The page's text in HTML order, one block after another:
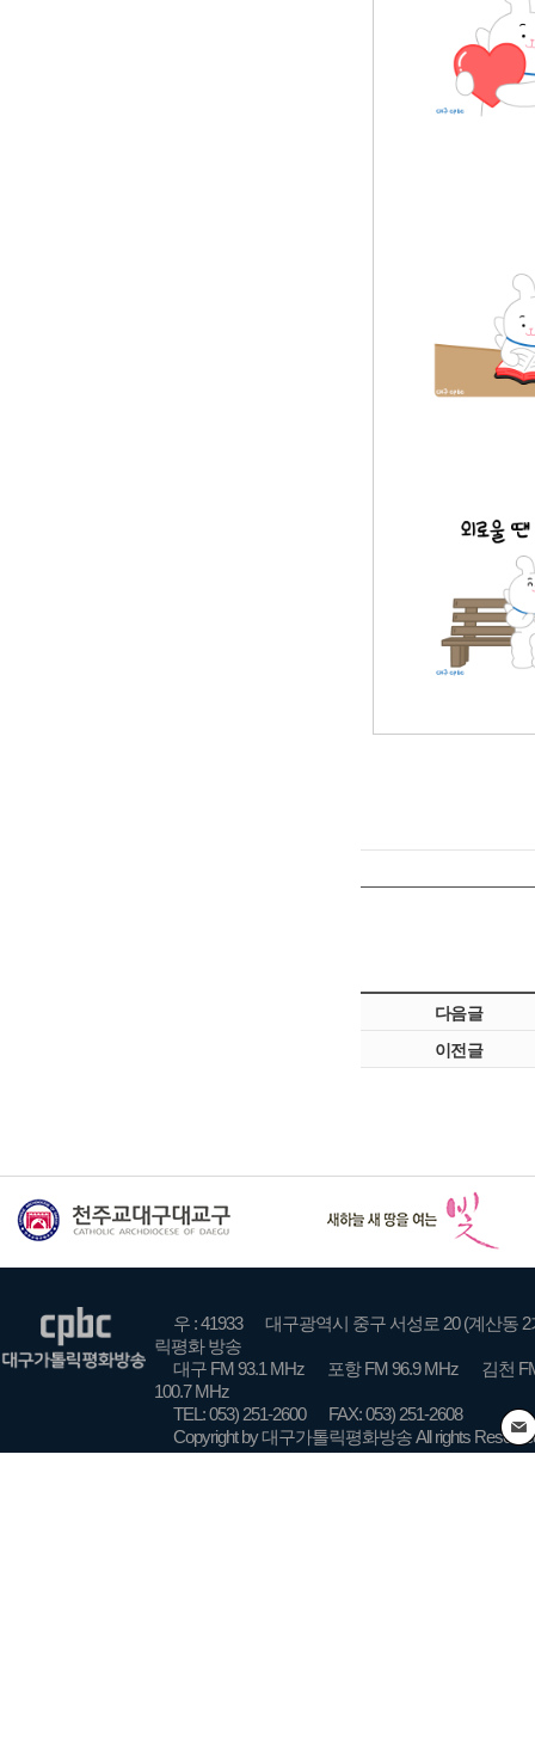
다음글
이전글
우 : 41933
대구광역시 중구 서성로 20 (계산동 2
릭평화 방송
대구 FM 93.1 MHz
포항 FM 96.9 MHz
김천
100.7 MHz
TEL: 053) 251-2600
FAX: 053) 251-2608
Copyright by 대구가톨릭평화방송 All rights